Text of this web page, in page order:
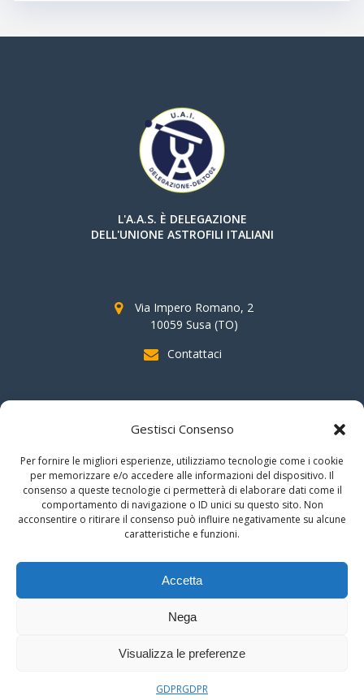
Gestisci Consenso
Per fornire le migliori esperienze, utilizziamo tecnologie come i cookie
per memorizzare e/o accedere alle informazioni del dispositivo. Il
consenso a queste tecnologie ci permetterà di elaborare dati come il
comportamento di navigazione o ID unici su questo sito. Non
acconsentire o ritirare il consenso può influire negativamente su alcune
caratteristiche e funzioni.
Accetta
Nega
Visualizza le preferenze
GDPRGDPR
L'A.A.S. È DELEGAZIONE
DELL'UNIONE ASTROFILI ITALIANI
Via Impero Romano, 2
10059 Susa (TO)
Contattaci
SOSTIENI AAS
indicando il
C.F. 96020930010
nella dichiarazione dei redditi e
firmando per la destinazione del"cinque per mille".
Grazie!!
© 2026 Associazione Astrofili Segusini